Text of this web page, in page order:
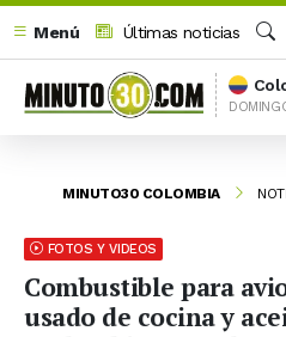
Menú
Últimas noticias
MINUTO30 COLOMBIA
FOTOS Y VIDEOS
Combustible para
usado de cocina y